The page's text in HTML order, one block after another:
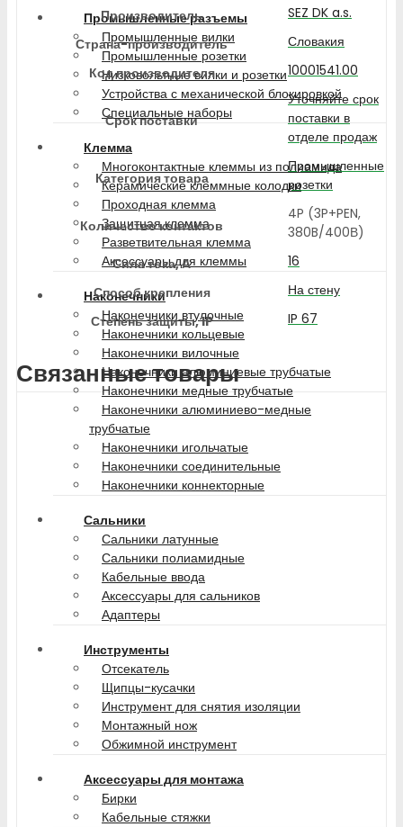
Промышленные разъемы
Промышленные вилки
Промышленные розетки
Низковольтные вилки и розетки
Устройства с механической блокировкой
Специальные наборы
Клемма
Многоконтактные клеммы из полиамида
Керамические клеммные колодки
Проходная клемма
Защитная клемма
Разветвительная клемма
Аксессуары для клеммы
Наконечники
Наконечники втулочные
Наконечники кольцевые
Наконечники вилочные
Наконечники алюминиевые трубчатые
Наконечники медные трубчатые
Наконечники алюминиево-медные
трубчатые
Наконечники игольчатые
Наконечники соединительные
Наконечники коннекторные
Сальники
Сальники латунные
Сальники полиамидные
Кабельные ввода
Аксессуары для сальников
Адаптеры
Инструменты
Отсекатель
Щипцы-кусачки
Инструмент для снятия изоляции
Монтажный нож
Обжимной инструмент
Аксессуары для монтажа
Бирки
Кабельные стяжки
Производитель
SEZ DK a.s.
Страна-производитель
Словакия
Код производителя
10001541.00
Срок поставки
Уточняйте срок
поставки в
отделе продаж
Категория товара
Промышленные
розетки
Количество контактов
4P (3P+PEN,
380B/400В)
Сила тока, А
16
Способ крепления
На стену
Степень защиты, IP
IP 67
Связанные товары